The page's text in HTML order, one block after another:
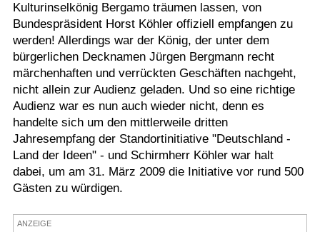
Verkehr
Gesundheit
Kultur
Sport
Kostenlos
Kulturinselkönig Bergamo träumen lassen, von
Bundespräsident Horst Köhler offiziell empfangen zu
werden! Allerdings war der König, der unter dem
bürgerlichen Decknamen Jürgen Bergmann recht
märchenhaften und verrückten Geschäften nachgeht,
nicht allein zur Audienz geladen. Und so eine richtige
Audienz war es nun auch wieder nicht, denn es
handelte sich um den mittlerweile dritten
Jahresempfang der Standortinitiative "Deutschland -
Land der Ideen" - und Schirmherr Köhler war halt
dabei, um am 31. März 2009 die Initiative vor rund 500
Gästen zu würdigen.
ANZEIGE